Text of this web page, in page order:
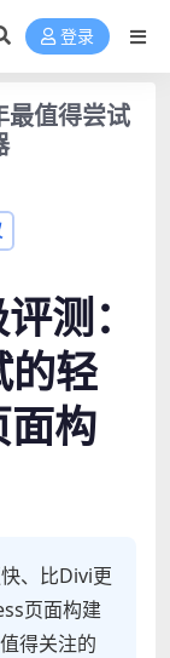
登录
值得尝试
测：
的轻
构
、比Divi更
页面构建
得关注的